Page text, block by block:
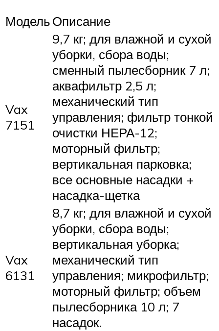
МодельОписание
Vax
7151
9,7 кг; для влажной и сухой
уборки, сбора воды;
сменный пылесборник 7 л;
аквафильтр 2,5 л;
механический тип
управления; фильтр тонкой
очистки НЕРА-12;
моторный фильтр;
вертикальная парковка;
все основные насадки +
насадка-щетка
Vax
6131
8,7 кг; для влажной и сухой
уборки, сбора воды;
вертикальная уборка;
механический тип
управления; микрофильтр;
моторный фильтр; объем
пылесборника 10 л; 7
насадок.